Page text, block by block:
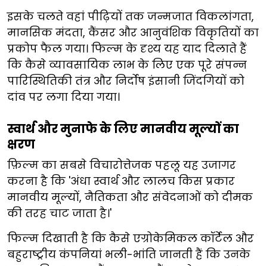
इसके चलते वहां पीढ़ियों तक जन्मजात विकलांगता,
मानसिक मंदता, कैंसर और आनुवंशिक विकृतियों का
प्रकोप फैल गया। फिल्म के दृश्य यह याद दिलाते हैं
कि कैसे व्यावसायिक लाभ के लिए एक पूरे संपन्न
पारिस्थितिकी तंत्र और निर्दोष इंसानी जिंदगियों को
दांव पर लगा दिया गया।
स्वार्थ और मुनाफे के लिए मानवीय मूल्यों का
क्षरण
फ़िल्म का सबसे विचारोत्तेजक पहलू यह उजागर
करना है कि 'अंधा स्वार्थ और लालच किस प्रकार
मानवीय मूल्यों, नैतिकता और संवेदनाओं को दीमक
की तरह चाट जाता है।'
फिल्म दिखाती है कि कैसे एग्रोकेमिकल कॉर्टेल और
बहुराष्ट्रीय कंपनियां भली-भांति जानती हैं कि उनके